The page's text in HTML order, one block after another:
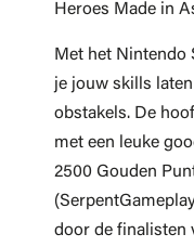
Heroes Made in
Met het
je jouw skills
obstakels. De
met een leuke
2500 Gouden
door de finalisten